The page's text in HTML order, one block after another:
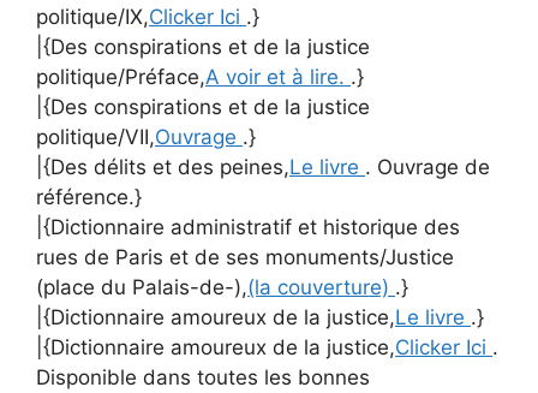
politique/IX,Clicker Ici .}
|{Des conspirations et de la justice
politique/Préface,A voir et à lire. .}
|{Des conspirations et de la justice
politique/VII,Ouvrage .}
|{Des délits et des peines,Le livre . Ouvrage de
référence.}
|{Dictionnaire administratif et historique des
rues de Paris et de ses monuments/Justice
(place du Palais-de-),(la couverture) .}
|{Dictionnaire amoureux de la justice,Le livre .}
|{Dictionnaire amoureux de la justice,Clicker Ici .
Disponible dans toutes les bonnes